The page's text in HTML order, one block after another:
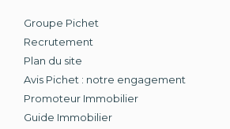
Groupe Pichet
Recrutement
Plan du site
Avis Pichet : notre engagement
Promoteur Immobilier
Guide Immobilier